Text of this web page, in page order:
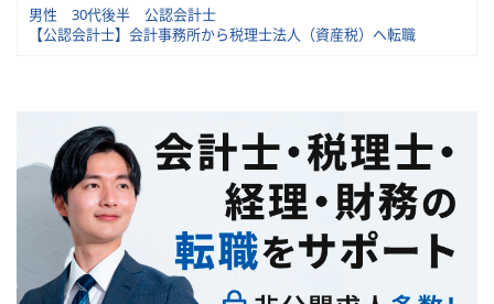
男性 30代後半 公認会計士
【公認会計士】会計事務所から税理士法人（資産税）へ転職